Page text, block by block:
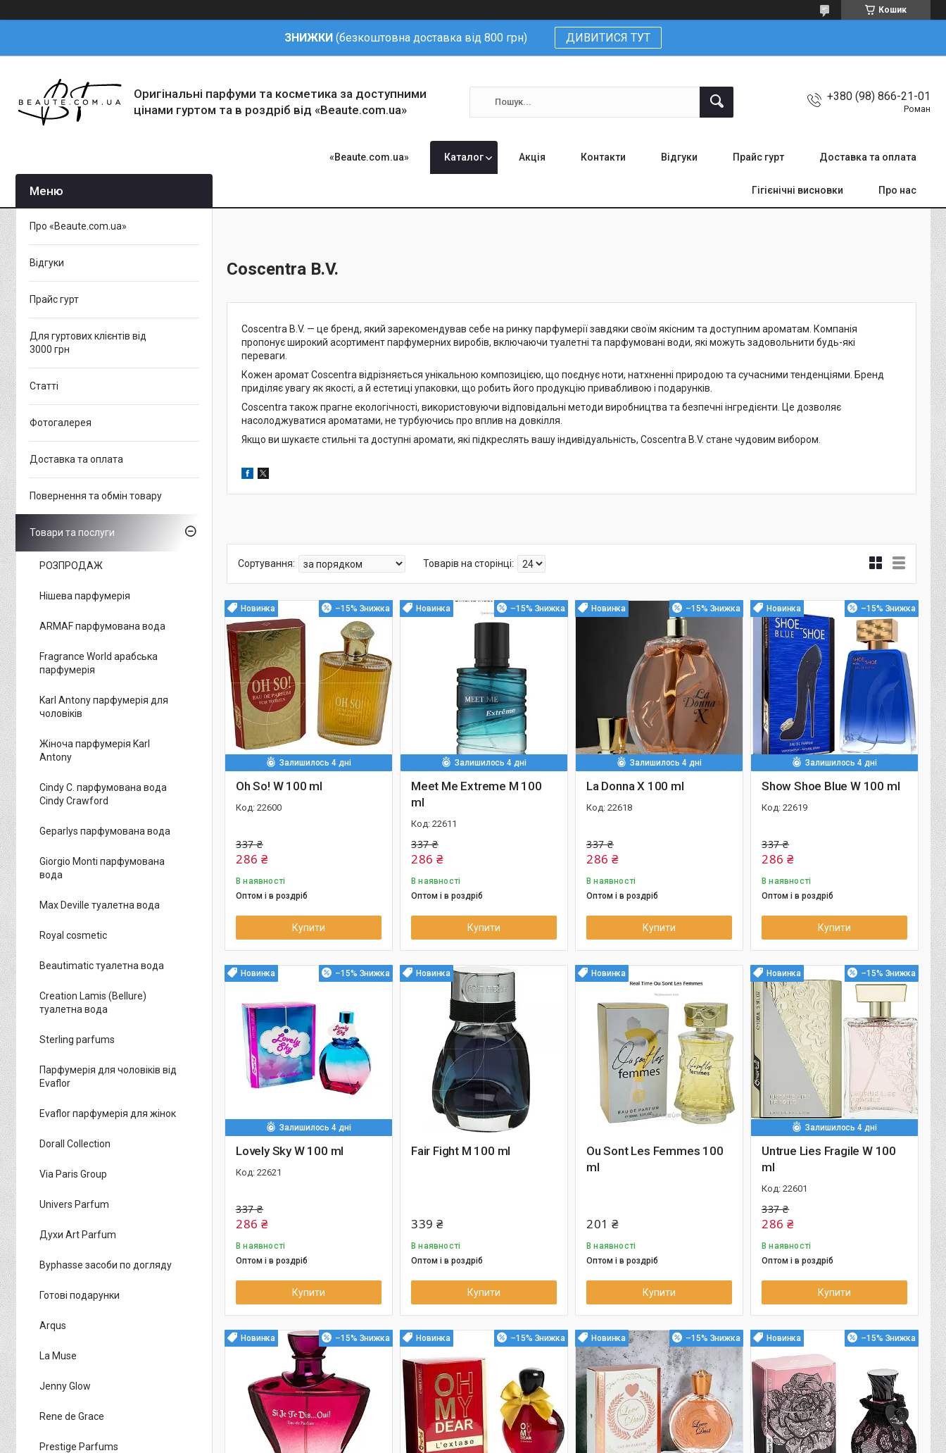
Кошик
ЗНИЖКИ (безкоштовна доставка від 800 грн) ДИВИТИСЯ ТУТ
Оригінальні парфуми та косметика за доступними
цінами гуртом та в роздріб від «Beaute.com.ua»
+380 (98) 866-21-01
Роман
«Beaute.com.ua» Каталог Акція Контакти Відгуки Прайс гурт Доставка та оплата
Гігієнічні висновки Про нас
Coscentra B.V.
Coscentra B.V. — це бренд, який зарекомендував себе на ринку парфумерії завдяки своїм якісним та доступним ароматам. Компанія
пропонує широкий асортимент парфумерних виробів, включаючи туалетні та парфумовані води, які можуть задовольнити будь-які
переваги.
Кожен аромат Coscentra відрізняється унікальною композицією, що поєднує ноти, натхненні природою та сучасними тенденціями. Бренд
приділяє увагу як якості, а й естетиці упаковки, що робить його продукцію привабливою і подарунків.
Coscentra також прагне екологічності, використовуючи відповідальні методи виробництва та безпечні інгредієнти. Це дозволяє
насолоджуватися ароматами, не турбуючись про вплив на довкілля.
Якщо ви шукаєте стильні та доступні аромати, які підкреслять вашу індивідуальність, Coscentra B.V. стане чудовим вибором.
Новинка –15%
Залишилось 4 дні
Oh So! W 100 ml
22600
337 ₴
286 ₴
В наявності
Оптом і в роздріб
Купити
Новинка –15%
Залишилось 4 дні
Meet Me Extreme M 100
ml
22611
337 ₴
286 ₴
В наявності
Оптом і в роздріб
Купити
Новинка –15%
Залишилось 4 дні
La Donna X 100 ml
22618
337 ₴
286 ₴
В наявності
Оптом і в роздріб
Купити
Новинка –15%
Залишилось 4 дні
Show Shoe Blue W 100 ml
22619
337 ₴
286 ₴
В наявності
Оптом і в роздріб
Купити
Новинка –15%
Залишилось 4 дні
Lovely Sky W 100 ml
22621
337 ₴
286 ₴
В наявності
Оптом і в роздріб
Купити
Новинка
Fair Fight M 100 ml
339 ₴
В наявності
Оптом і в роздріб
Купити
Новинка
Ou Sont Les Femmes 100
ml
201 ₴
В наявності
Оптом і в роздріб
Купити
Новинка –15%
Залишилось 4 дні
Untrue Lies Fragile W 100
ml
22601
337 ₴
286 ₴
В наявності
Оптом і в роздріб
Купити
Новинка –15% Новинка –15% Новинка –15% Новинка –15%
Про «Beaute.com.ua»
Відгуки
Прайс гурт
Для гуртових клієнтів від
3000 грн
Статті
Фотогалерея
Доставка та оплата
Повернення та обмін товару
Товари та послуги
РОЗПРОДАЖ
Нішева парфумерія
ARMAF парфумована вода
Fragrance World арабська
парфумерія
Karl Antony парфумерія для
чоловіків
Жіноча парфумерія Karl
Antony
Cindy C. парфумована вода
Cindy Crawford
Geparlys парфумована вода
Giorgio Monti парфумована
вода
Max Deville туалетна вода
Royal cosmetic
Beautimatic туалетна вода
Creation Lamis (Bellure)
туалетна вода
Sterling parfums
Парфумерія для чоловіків від
Evaflor
Evaflor парфумерія для жінок
Dorall Collection
Via Paris Group
Univers Parfum
Духи Art Parfum
Byphasse засоби по догляду
Готові подарунки
Arqus
La Muse
Jenny Glow
Rene de Grace
Prestige Parfums